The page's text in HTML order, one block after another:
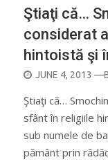
Ştiaţi că…
considerat
hintoistă şi
POSTED
JUNE 4, 2013
Ştiaţi că…
sfânt în religiile
sub numele de
pământ prin